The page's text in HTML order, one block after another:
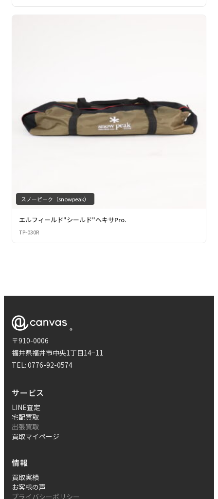
スノーピーク（snowpeak）
エルフィールド"シールド"ヘキサPro.
TP-030R
〒910-0006
福井県福井市中央1丁目14−11
TEL: 0776-92-0574
サービス
LINE査定
宅配買取
出張買取
買取マイページ
情報
買取実績
お客様の声
プライバシーポリシー